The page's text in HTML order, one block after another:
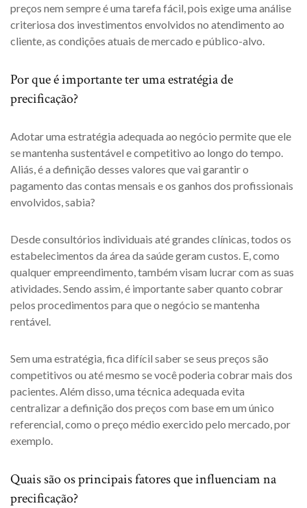
preços nem sempre é uma tarefa fácil, pois exige uma análise
criteriosa dos investimentos envolvidos no atendimento ao
cliente, as condições atuais de mercado e público-alvo.
Por que é importante ter uma estratégia de
precificação?
Adotar uma estratégia adequada ao negócio permite que ele
se mantenha sustentável e competitivo ao longo do tempo.
Aliás, é a definição desses valores que vai garantir o
pagamento das contas mensais e os ganhos dos profissionais
envolvidos, sabia?
Desde consultórios individuais até grandes clínicas, todos os
estabelecimentos da área da saúde geram custos. E, como
qualquer empreendimento, também visam lucrar com as suas
atividades. Sendo assim, é importante saber quanto cobrar
pelos procedimentos para que o negócio se mantenha
rentável.
Sem uma estratégia, fica difícil saber se seus preços são
competitivos ou até mesmo se você poderia cobrar mais dos
pacientes. Além disso, uma técnica adequada evita
centralizar a definição dos preços com base em um único
referencial, como o preço médio exercido pelo mercado, por
exemplo.
Quais são os principais fatores que influenciam na
precificação?